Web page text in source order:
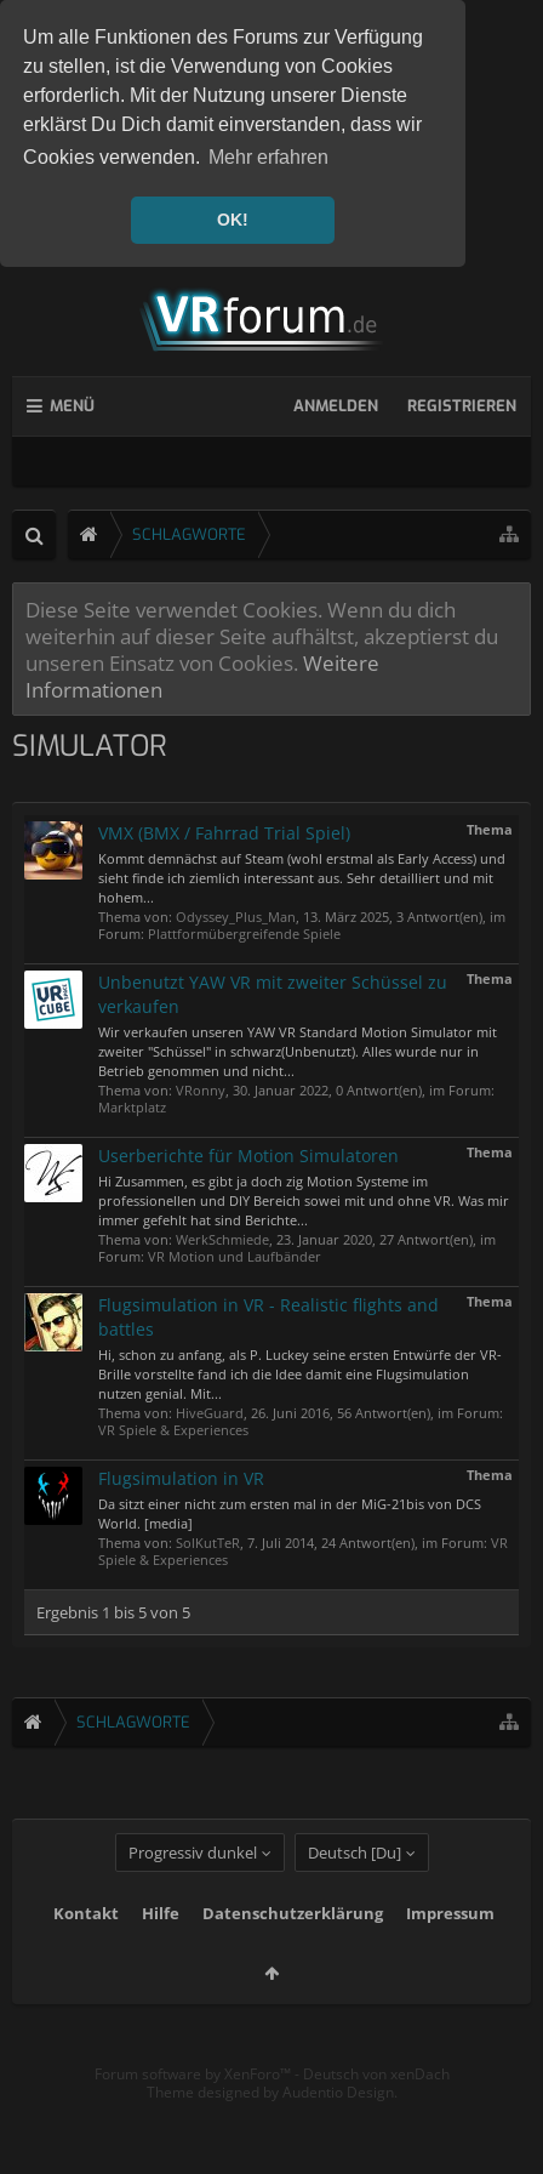
Um alle Funktionen des Forums zur Verfügung
zu stellen, ist die Verwendung von Cookies
erforderlich. Mit der Nutzung unserer Dienste
erklärst Du Dich damit einverstanden, dass wir
Cookies verwenden. Mehr erfahren
OK!
MENÜ ANMELDEN REGISTRIEREN
SCHLAGWORTE
Diese Seite verwendet Cookies. Wenn du dich
weiterhin auf dieser Seite aufhältst, akzeptierst du
unseren Einsatz von Cookies. Weitere
Informationen
SIMULATOR
Thema
VMX (BMX / Fahrrad Trial Spiel)
Kommt demnächst auf Steam (wohl erstmal als Early Access) und
sieht finde ich ziemlich interessant aus. Sehr detailliert und mit
hohem...
Thema von: Odyssey_Plus_Man, 13. März 2025, 3 Antwort(en), im
Forum: Plattformübergreifende Spiele
Thema
Unbenutzt YAW VR mit zweiter Schüssel zu
verkaufen
Wir verkaufen unseren YAW VR Standard Motion Simulator mit
zweiter "Schüssel" in schwarz(Unbenutzt). Alles wurde nur in
Betrieb genommen und nicht...
Thema von: VRonny, 30. Januar 2022, 0 Antwort(en), im Forum:
Marktplatz
Thema
Userberichte für Motion Simulatoren
Hi Zusammen, es gibt ja doch zig Motion Systeme im
professionellen und DIY Bereich sowei mit und ohne VR. Was mir
immer gefehlt hat sind Berichte...
Thema von: WerkSchmiede, 23. Januar 2020, 27 Antwort(en), im
Forum: VR Motion und Laufbänder
Thema
Flugsimulation in VR - Realistic flights and
battles
Hi, schon zu anfang, als P. Luckey seine ersten Entwürfe der VR-
Brille vorstellte fand ich die Idee damit eine Flugsimulation
nutzen genial. Mit...
Thema von: HiveGuard, 26. Juni 2016, 56 Antwort(en), im Forum:
VR Spiele & Experiences
Thema
Flugsimulation in VR
Da sitzt einer nicht zum ersten mal in der MiG-21bis von DCS
World. [media]
Thema von: SolKutTeR, 7. Juli 2014, 24 Antwort(en), im Forum: VR
Spiele & Experiences
Ergebnis 1 bis 5 von 5
SCHLAGWORTE
Progressiv dunkel Deutsch [Du]
Kontakt Hilfe Datenschutzerklärung Impressum
Forum software by XenForo™ - Deutsch von xenDach
Theme designed by Audentio Design.